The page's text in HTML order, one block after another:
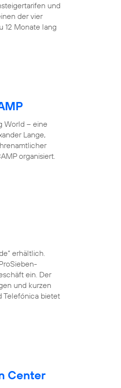
und
der vier
12 Monate lang
World – eine
Lange,
organisiert.
erhältlich.
ein. Der
und kurzen
Telefónica bietet
Center